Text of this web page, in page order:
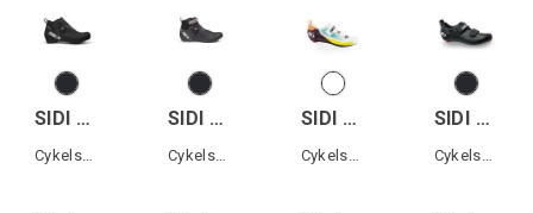
SIDI HIEMX GTX
Cykelsko XC
SIDI NIX GTX
Cykelsko landsväg
SIDI T-5 AIR WOMAN SIDI T-5 AIR